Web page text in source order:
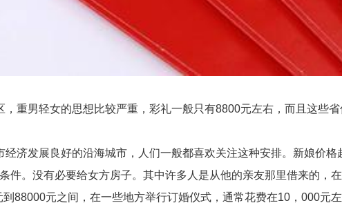
男轻女的思想比较严重，彩礼一般只有8800元左右，而且这些
发展良好的沿海城市，人们一般都喜欢关注这种安排。新娘价格
件。没有必要给女方房子。其中许多人是从他的亲友那里借来的，
元之间，在一些地方举行订婚仪式，通常花费在10，000元